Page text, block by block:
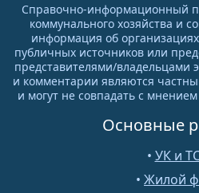
Справочно-информационный
коммунального хозяйства и
информация об
публичных источников или
представителями/владельцами
и комментарии являются
и могут не совпадать с
Основные
• УК и
• Жилой